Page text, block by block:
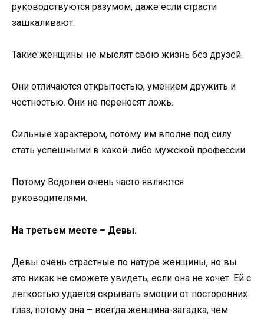
руководствуются разумом, даже если страсти
зашкаливают.
Такие женщины не мыслят свою жизнь без друзей.
Они отличаются открытостью, умением дружить и
честностью. Они не переносят ложь.
Сильные характером, потому им вполне под силу
стать успешными в какой-либо мужской профессии.
Потому Водолеи очень часто являются
руководителями.
На третьем месте – Девы.
Девы очень страстные по натуре женщины, но вы
это никак не сможете увидеть, если она не хочет. Ей с
легкостью удается скрывать эмоции от посторонних
глаз, потому она – всегда женщина-загадка, чем